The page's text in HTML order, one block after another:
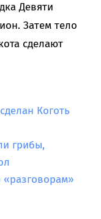
Девяти
Затем тело
сделают
Коготь
грибы,
«разговорам»